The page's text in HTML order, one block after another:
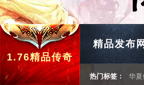
1.76精品传奇
精品发布网
热门标签： 华夏